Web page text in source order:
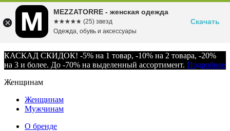
КАСКАД СКИДОК! -5% на 1 товар, -10% на 2 товара, -20%
на 3 и более. До -70% на выделенный ассортимент. Подробнее
Женщинам
Женщинам
Мужчинам
О бренде
MEZZATORRE - женская одежда
☆☆☆☆☆
★★★★★ (25) звезд
Одежда, обувь и аксессуары
Скачать